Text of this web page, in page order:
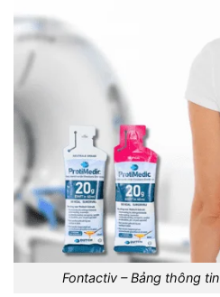
Fontactiv – Bảng thông